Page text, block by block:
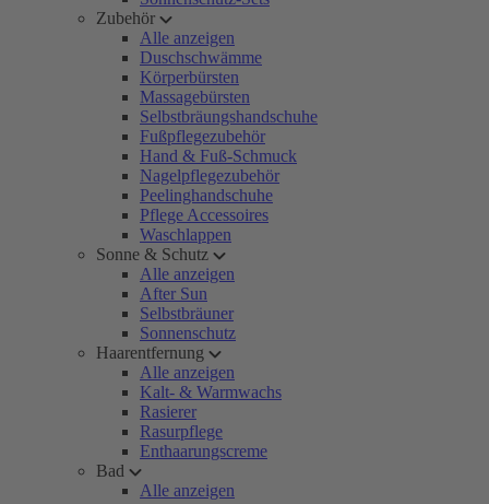
Zubehör
Alle anzeigen
Duschschwämme
Körperbürsten
Massagebürsten
Selbstbräungshandschuhe
Fußpflegezubehör
Hand & Fuß-Schmuck
Nagelpflegezubehör
Peelinghandschuhe
Pflege Accessoires
Waschlappen
Sonne & Schutz
Alle anzeigen
After Sun
Selbstbräuner
Sonnenschutz
Haarentfernung
Alle anzeigen
Kalt- & Warmwachs
Rasierer
Rasurpflege
Enthaarungscreme
Bad
Alle anzeigen